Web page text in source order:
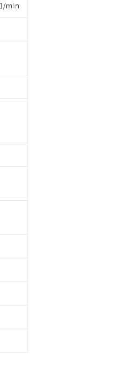
/min
び標準価格(税抜)を提供させていただ
る商品もあることをご了承ください。
での社内データに基づき作成されるも
異なる場合があることをご了承くださ
客様担当のオムロン制御機器販売店・
ク
」をご確認ください。
漏洩または開示しないようお願いしま
には、I-Webメンバーズにご登録され
ついて、当社および当社の共同利用者
要な範囲で利用することをご了承くだ
替える予定のある商品です。
、対応品を出す予定はありません。
中または確認中の商品です。
品です。
した場合などやむを得ず変更すること
ています。
す。
含有を証明するものではありません。
了までの期間は出荷製品に未対応品が
示します。
を示します。
リ臭化ジフェニルエーテル類) : 1000ppm、
フタル酸ブチルベンジル) : 1000ppm、
ます。
に深刻な影響を及ぼさない年数を意
定める商品（以下｢規制貨物等」とい
許可(または役務取引許可)を取得する
に輸出されないよう必要な手段を講じ
たはその他武器並びにこれらの製造装
3の内容を当該第三者に通知します。
るおそれがある場合は、取り引きをい
またはお客様担当のオムロン制御